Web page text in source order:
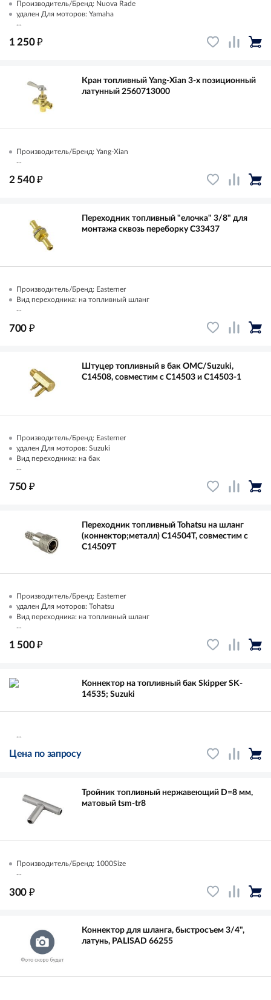
Производитель/Бренд: Nuova Rade
удален Для моторов: Yamaha
...
1 250₽
Кран топливный Yang-Xian 3-х позиционный
латунный 2560713000
Производитель/Бренд: Yang-Xian
...
2 540₽
Переходник топливный "елочка" 3/8" для
монтажа сквозь переборку C33437
Производитель/Бренд: Easterner
Вид переходника: на топливный шланг
...
700 ₽
Штуцер топливный в бак OMC/Suzuki,
C14508, совместим с C14503 и C14503-1
Производитель/Бренд: Easterner
удален Для моторов: Suzuki
Вид переходника: на бак
...
750 ₽
Переходник топливный Tohatsu на шланг
(коннектор;металл) C14504T, совместим с
C14509T
Производитель/Бренд: Easterner
удален Для моторов: Tohatsu
Вид переходника: на топливный шланг
...
1 500₽
Коннектор на топливный бак Skipper SK-
14535; Suzuki
...
Цена по запросу
Тройник топливный нержавеющий D=8 мм,
матовый tsm-tr8
Производитель/Бренд: 1000Size
...
300 ₽
Коннектор для шланга, быстросъем 3/4",
латунь, PALISAD 66255